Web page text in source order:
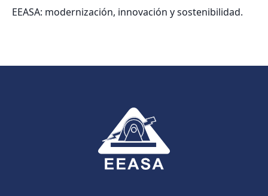
EEASA: modernización, innovación y sostenibilidad.